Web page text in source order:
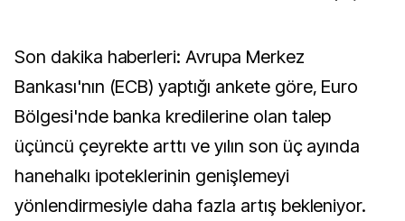
Son dakika haberleri: Avrupa Merkez
Bankası'nın (ECB) yaptığı ankete göre, Euro
Bölgesi'nde banka kredilerine olan talep
üçüncü çeyrekte arttı ve yılın son üç ayında
hanehalkı ipoteklerinin genişlemeyi
yönlendirmesiyle daha fazla artış bekleniyor.